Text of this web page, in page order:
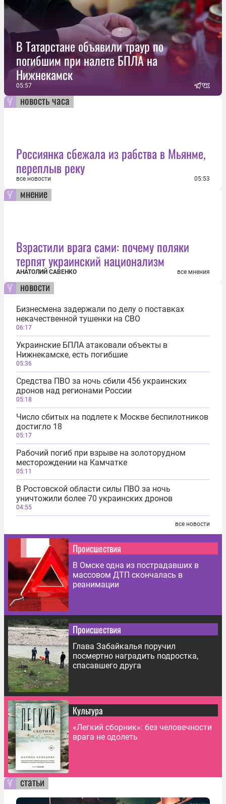
В Татарстане объявили траур по
погибшим при налете БПЛА на
Нижнекамск
05:57
новость часа
Россиянка сбежала из рабства в Мьянме,
переплыв реку
все новости 05:53
мнение
Взрастили врага сами: почему поляки
терпят украинский национализм
АНАТОЛИЙ САВЕНКО все мнения
новости
Бизнесмена задержали по делу о поставках
некачественной тушенки на СВО
06:17
Украинские БПЛА атаковали объекты в
Нижнекамске, есть погибшие
05:36
Средства ПВО за ночь сбили 456 украинских
дронов над регионами России
05:18
Число сбитых на подлете к Москве беспилотников
достигло 18
05:17
Рабочий погиб при взрыве на золоторудном
месторождении на Камчатке
05:11
В Ростовской области силы ПВО за ночь
уничтожили более 70 украинских дронов
04:55
все новости
Происшествия
В Омске одна из пострадавших в
массовом ДТП скончалась в
реанимации
Происшествия
Глава Забайкалья поручил
посмертно наградить подростка,
спасавшего друга
Культура
«Легкий сборник»: без человечности
врага не одолеть
статьи